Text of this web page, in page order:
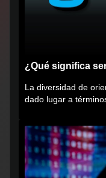
¿Qué significa
La diversidad de
dado lugar a